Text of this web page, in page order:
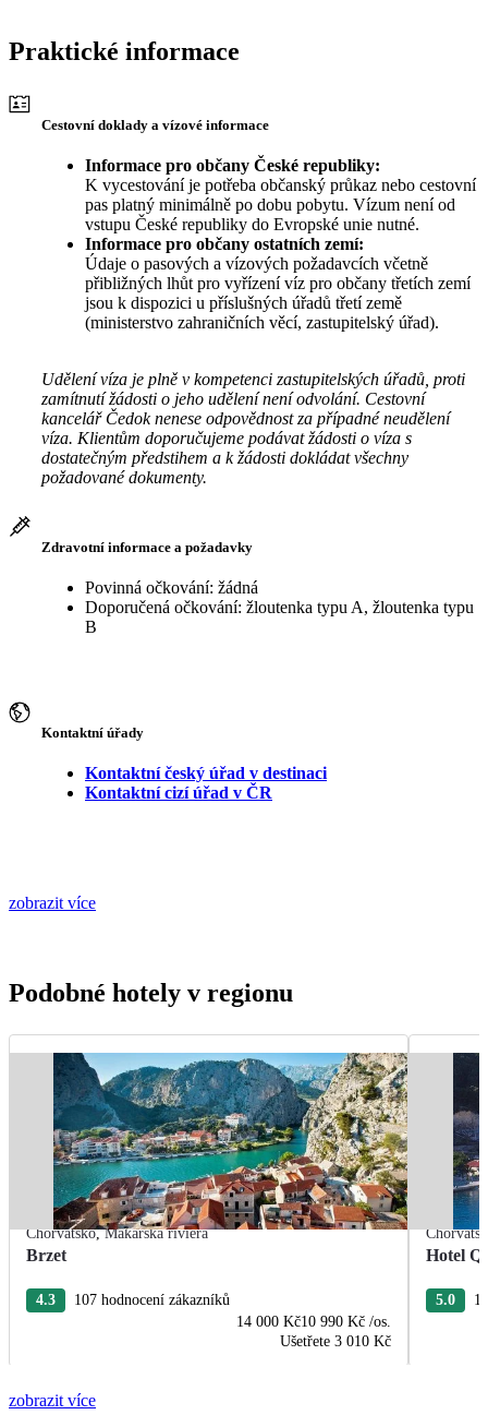
Praktické informace
Cestovní doklady a vízové informace
Informace pro občany České republiky:
K vycestování je potřeba občanský průkaz nebo cestovní
pas platný minimálně po dobu pobytu. Vízum není od
vstupu České republiky do Evropské unie nutné.
Informace pro občany ostatních zemí:
Údaje o pasových a vízových požadavcích včetně
přibližných lhůt pro vyřízení víz pro občany třetích zemí
jsou k dispozici u příslušných úřadů třetí země
(ministerstvo zahraničních věcí, zastupitelský úřad).
Udělení víza je plně v kompetenci zastupitelských úřadů, proti
zamítnutí žádosti o jeho udělení není odvolání. Cestovní
kancelář Čedok nenese odpovědnost za případné neudělení
víza. Klientům doporučujeme podávat žádosti o víza s
dostatečným předstihem a k žádosti dokládat všechny
požadované dokumenty.
Zdravotní informace a požadavky
Povinná očkování: žádná
Doporučená očkování: žloutenka typu A, žloutenka typu
B
Kontaktní úřady
Kontaktní český úřad v destinaci
Kontaktní cizí úřad v ČR
zobrazit více
Podobné hotely v regionu
Chorvatsko,Makarská riviéra
Brzet
4.3
107 hodnocení zákazníků
14 000 Kč10 990 Kč /os.
Ušetřete 3 010 Kč
Hotel
5.0
zobrazit více